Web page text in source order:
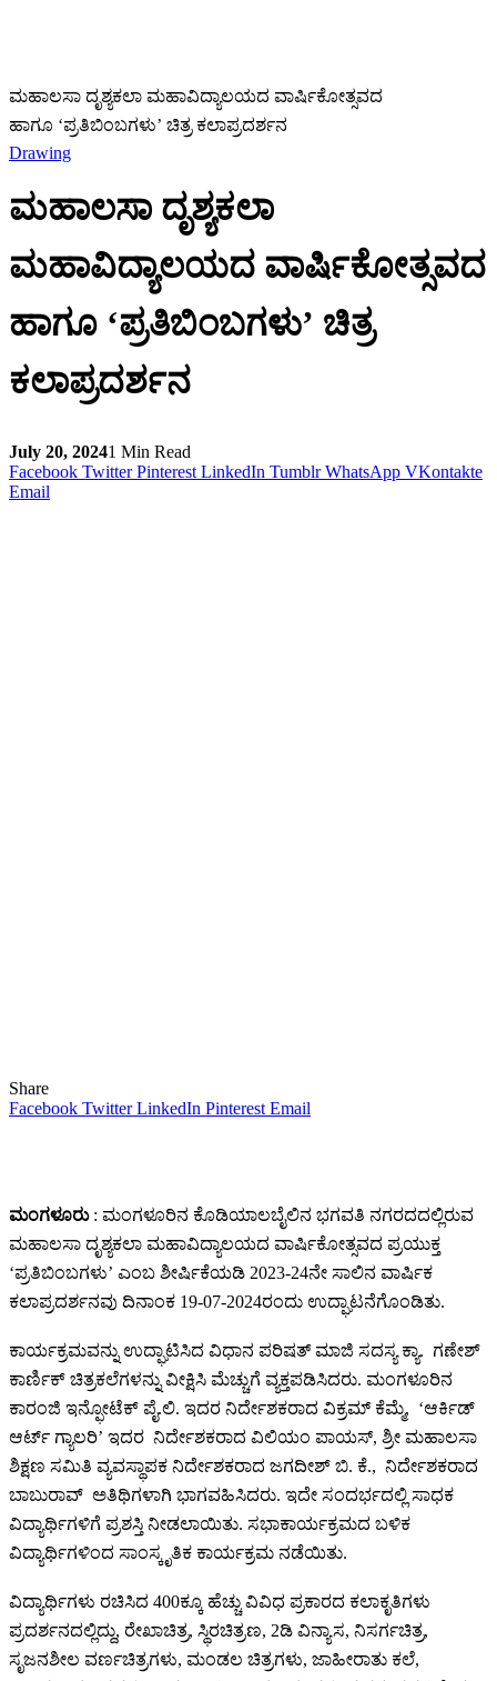
ಮಹಾಲಸಾ ದೃಶ್ಯಕಲಾ ಮಹಾವಿದ್ಯಾಲಯದ ವಾರ್ಷಿಕೋತ್ಸವದ
ಹಾಗೂ ‘ಪ್ರತಿಬಿಂಬಗಳು’ ಚಿತ್ರ ಕಲಾಪ್ರದರ್ಶನ
Drawing
ಮಹಾಲಸಾ ದೃಶ್ಯಕಲಾ
ಮಹಾವಿದ್ಯಾಲಯದ ವಾರ್ಷಿಕೋತ್ಸವದ
ಹಾಗೂ ‘ಪ್ರತಿಬಿಂಬಗಳು’ ಚಿತ್ರ
ಕಲಾಪ್ರದರ್ಶನ
July 20, 20241 Min Read
Facebook Twitter Pinterest LinkedIn Tumblr WhatsApp VKontakte
Email
Share
Facebook Twitter LinkedIn Pinterest Email
ಮಂಗಳೂರು: ಮಂಗಳೂರಿನ ಕೊಡಿಯಾಲಬೈಲಿನ ಭಗವತಿ ನಗರದದಲ್ಲಿರುವ
ಮಹಾಲಸಾ ದೃಶ್ಯಕಲಾ ಮಹಾವಿದ್ಯಾಲಯದ ವಾರ್ಷಿಕೋತ್ಸವದ ಪ್ರಯುಕ್ತ
‘ಪ್ರತಿಬಿಂಬಗಳು’ ಎಂಬ ಶೀರ್ಷಿಕೆಯಡಿ 2023-24ನೇ ಸಾಲಿನ ವಾರ್ಷಿಕ
ಕಲಾಪ್ರದರ್ಶನವು ದಿನಾಂಕ 19-07-2024ರಂದು ಉದ್ಘಾಟನೆಗೊಂಡಿತು.
ಕಾರ್ಯಕ್ರಮವನ್ನು ಉದ್ಘಾಟಿಸಿದ ವಿಧಾನ ಪರಿಷತ್ ಮಾಜಿ ಸದಸ್ಯ ಕ್ಯಾ. ಗಣೇಶ್
ಕಾರ್ಣಿಕ್ ಚಿತ್ರಕಲೆಗಳನ್ನು ವೀಕ್ಷಿಸಿ ಮೆಚ್ಚುಗೆ ವ್ಯಕ್ತಪಡಿಸಿದರು. ಮಂಗಳೂರಿನ
ಕಾರಂಜಿ ಇನ್ಫೋಟೆಕ್ ಪೈ.ಲಿ. ಇದರ ನಿರ್ದೇಶಕರಾದ ವಿಕ್ರಮ್ ಕೆಮ್ಮೆ, ‘ಆರ್ಕಿಡ್
ಆರ್ಟ್ ಗ್ಯಾಲರಿ’ ಇದರ ನಿರ್ದೇಶಕರಾದ ವಿಲಿಯಂ ಪಾಯಸ್, ಶ್ರೀ ಮಹಾಲಸಾ
ಶಿಕ್ಷಣ ಸಮಿತಿ ವ್ಯವಸ್ಥಾಪಕ ನಿರ್ದೇಶಕರಾದ ಜಗದೀಶ್ ಬಿ. ಕೆ., ನಿರ್ದೇಶಕರಾದ
ಬಾಬುರಾವ್ ಅತಿಥಿಗಳಾಗಿ ಭಾಗವಹಿಸಿದರು. ಇದೇ ಸಂದರ್ಭದಲ್ಲಿ ಸಾಧಕ
ವಿದ್ಯಾರ್ಥಿಗಳಿಗೆ ಪ್ರಶಸ್ತಿ ನೀಡಲಾಯಿತು. ಸಭಾಕಾರ್ಯಕ್ರಮದ ಬಳಿಕ
ವಿದ್ಯಾರ್ಥಿಗಳಿಂದ ಸಾಂಸ್ಕೃತಿಕ ಕಾರ್ಯಕ್ರಮ ನಡೆಯಿತು.
ವಿದ್ಯಾರ್ಥಿಗಳು ರಚಿಸಿದ 400ಕ್ಕೂ ಹೆಚ್ಚು ವಿವಿಧ ಪ್ರಕಾರದ ಕಲಾಕೃತಿಗಳು
ಪ್ರದರ್ಶನದಲ್ಲಿದ್ದು, ರೇಖಾಚಿತ್ರ, ಸ್ಥಿರಚಿತ್ರಣ, 2ಡಿ ವಿನ್ಯಾಸ, ನಿಸರ್ಗಚಿತ್ರ,
ಸೃಜನಶೀಲ ವರ್ಣಚಿತ್ರಗಳು, ಮಂಡಲ ಚಿತ್ರಗಳು, ಜಾಹೀರಾತು ಕಲೆ,